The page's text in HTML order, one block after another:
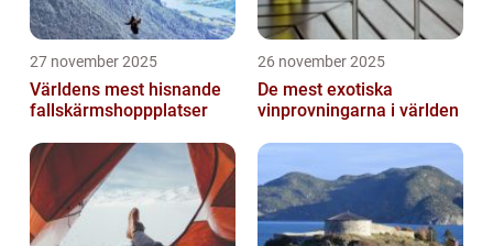
27 november 2025
Världens mest hisnande
fallskärmshoppplatser
26 november 2025
De mest exotiska
vinprovningarna i världen